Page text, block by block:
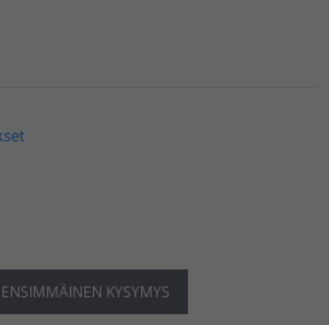
ENSIMMÄINEN KYSYMYS